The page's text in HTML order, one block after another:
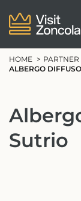
HOME
PARTNER
ALBERGO
Sutrio